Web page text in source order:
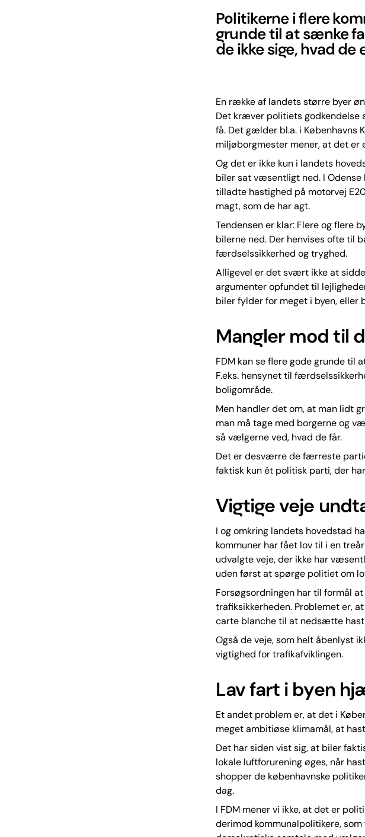
Politikerne i flere
grunde til at sænke
de ikke sige, hvad de
En række af landets større byer
Det kræver politiets godkendelse
få. Det gælder bl.a. i Københavns
miljøborgmester mener, at det er
Og det er ikke kun i landets
biler sat væsentligt ned. I Odense
tilladte hastighed på motorvej
magt, som de har agt.
Tendensen er klar: Flere og flere
bilerne ned. Der henvises ofte til
færdselssikkerhed og tryghed.
Alligevel er det svært ikke at
argumenter opfundet til
biler fylder for meget i byen, eller
Mangler mod til
FDM kan se flere gode grunde til
F.eks. hensynet til
boligområde.
Men handler det om, at man lidt
man må tage med borgerne og
så vælgerne ved, hvad de får.
Det er desværre de færreste
faktisk kun ét politisk parti, der
Vigtige veje
I og omkring landets hovedstad
kommuner har fået lov til i en
udvalgte veje, der ikke har
uden først at spørge politiet om
Forsøgsordningen har til formål
trafiksikkerheden. Problemet er,
carte blanche til at nedsætte
Også de veje, som helt åbenlyst
vigtighed for trafikafviklingen.
Lav fart i byen
Et andet problem er, at det i
meget ambitiøse klimamål, at
Det har siden vist sig, at biler
lokale luftforurening øges, når
shopper de københavnske
dag.
I FDM mener vi ikke, at det er
derimod kommunalpolitikere,